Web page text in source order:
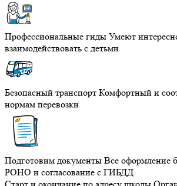
Профессиональные гиды Умеют
взаимодействовать с детьми
Безопасный транспорт Комфортный и
нормам перевозки
Подготовим документы Все оформление
РОНО и согласование с ГИБДД